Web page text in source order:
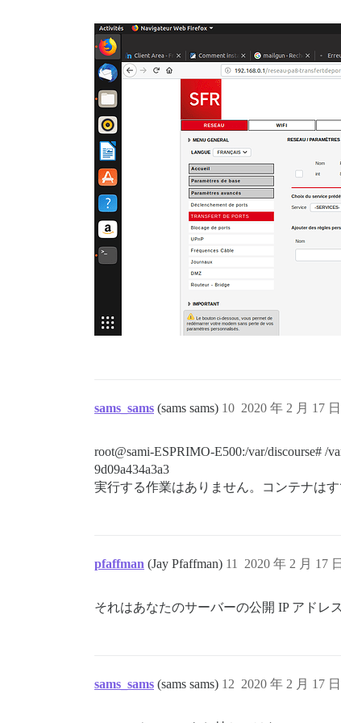
sams_sams (sams sams) 2020 年 2 月 17
10
root@sami-ESPRIMO-E500:/var/discourse# /
9d09a434a3a3
実行する作業はありません。コンテナはす
pfaffman (Jay Pfaffman) 2020 年 2 月 17
11
それはあなたのサーバーの公開 IP アドレ
sams_sams (sams sams) 2020 年 2 月 17
12